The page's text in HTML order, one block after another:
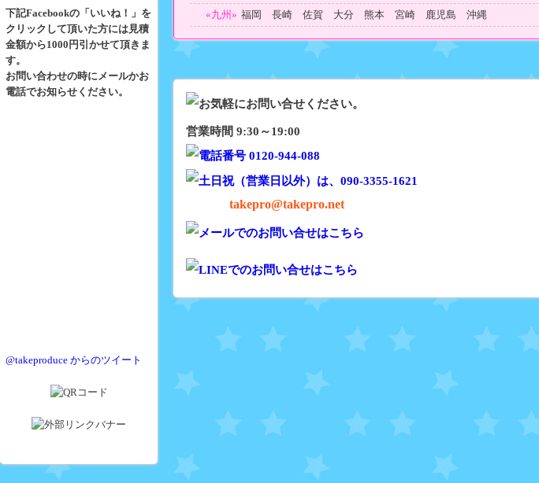
«九州» 福岡 長崎 佐賀 大分 熊本 宮崎 鹿児島 沖縄
営業時間 9:30～19:00
takepro@takepro.net
下記Facebookの「いいね！」を
クリックして頂いた方には見積
金額から1000円引かせて頂きま
す。
お問い合わせの時にメールかお
電話でお知らせください。
@takeproduce からのツイート